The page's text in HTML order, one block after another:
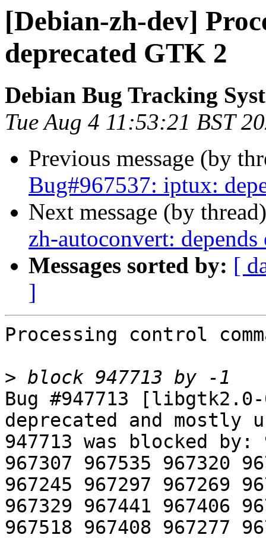
[Debian-zh-dev]
deprecated GTK 2
Debian Bug Tracking
Tue Aug 4 11:53:21 BST
Previous message (by
Bug#967537: iptux:
Next message (by
zh-autoconvert:
Messages sorted by: [
]
Processing control
>
Bug #947713
deprecated and mostly
947713 was blocked by:
967307 967535 967320
967245 967297 967269
967329 967441 967406
967518 967408 967277